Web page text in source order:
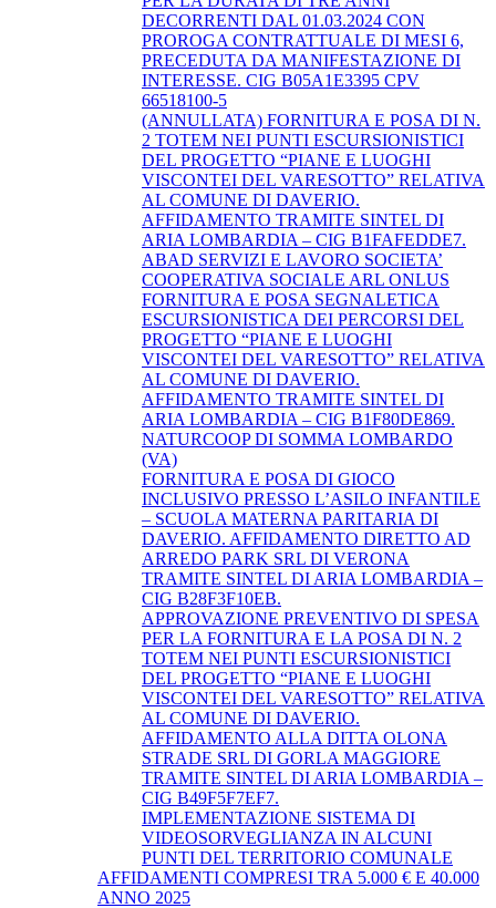
DECORRENTI DAL 01.03.2024 CON
PROROGA CONTRATTUALE DI MESI 6,
PRECEDUTA DA MANIFESTAZIONE DI
INTERESSE. CIG B05A1E3395 CPV
66518100-5
(ANNULLATA) FORNITURA E POSA DI N.
2 TOTEM NEI PUNTI ESCURSIONISTICI
DEL PROGETTO “PIANE E LUOGHI
VISCONTEI DEL VARESOTTO” RELATIVA
AL COMUNE DI DAVERIO.
AFFIDAMENTO TRAMITE SINTEL DI
ARIA LOMBARDIA – CIG B1FAFEDDE7.
ABAD SERVIZI E LAVORO SOCIETA’
COOPERATIVA SOCIALE ARL ONLUS
FORNITURA E POSA SEGNALETICA
ESCURSIONISTICA DEI PERCORSI DEL
PROGETTO “PIANE E LUOGHI
VISCONTEI DEL VARESOTTO” RELATIVA
AL COMUNE DI DAVERIO.
AFFIDAMENTO TRAMITE SINTEL DI
ARIA LOMBARDIA – CIG B1F80DE869.
NATURCOOP DI SOMMA LOMBARDO
(VA)
FORNITURA E POSA DI GIOCO
INCLUSIVO PRESSO L’ASILO INFANTILE
– SCUOLA MATERNA PARITARIA DI
DAVERIO. AFFIDAMENTO DIRETTO AD
ARREDO PARK SRL DI VERONA
TRAMITE SINTEL DI ARIA LOMBARDIA –
CIG B28F3F10EB.
APPROVAZIONE PREVENTIVO DI SPESA
PER LA FORNITURA E LA POSA DI N. 2
TOTEM NEI PUNTI ESCURSIONISTICI
DEL PROGETTO “PIANE E LUOGHI
VISCONTEI DEL VARESOTTO” RELATIVA
AL COMUNE DI DAVERIO.
AFFIDAMENTO ALLA DITTA OLONA
STRADE SRL DI GORLA MAGGIORE
TRAMITE SINTEL DI ARIA LOMBARDIA –
CIG B49F5F7EF7.
IMPLEMENTAZIONE SISTEMA DI
VIDEOSORVEGLIANZA IN ALCUNI
PUNTI DEL TERRITORIO COMUNALE
AFFIDAMENTI COMPRESI TRA 5.000 € E 40.000
ANNO 2025